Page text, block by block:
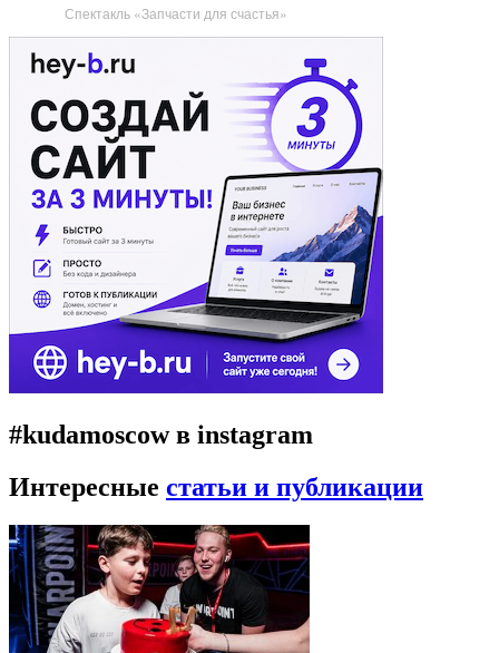
Спектакль «Запчасти для счастья»
#kudamoscow в instagram
Интересные статьи и публикации